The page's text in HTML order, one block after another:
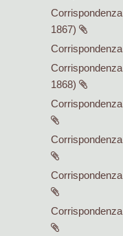
Corrispondenza
1867)
Corrispondenza
Corrispondenza
1868)
Corrispondenza
Corrispondenza
Corrispondenza
Corrispondenza